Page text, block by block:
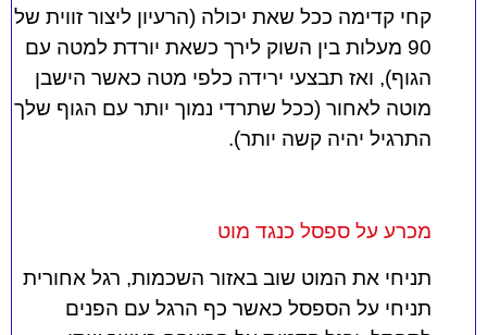
קחי קדימה ככל שאת יכולה (הרעיון ליצור זווית של
90 מעלות בין השוק לירך כשאת יורדת למטה עם
הגוף), ואז תבצעי ירידה כלפי מטה כאשר הישבן
מוטה לאחור (ככל שתרדי נמוך יותר עם הגוף שלך
התרגיל יהיה קשה יותר).
מכרע על ספסל כנגד מוט
תניחי את המוט שוב באזור השכמות, רגל אחורית
תניחי על הספסל כאשר כף הרגל עם הפנים